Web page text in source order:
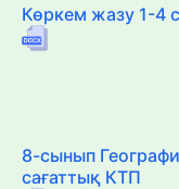
Көркем жазу 1-4
8-сынып
сағаттық КТП